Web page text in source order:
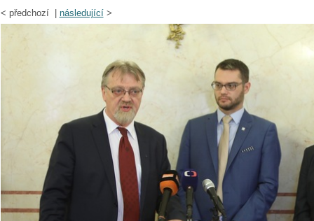
< předchozí | následující>